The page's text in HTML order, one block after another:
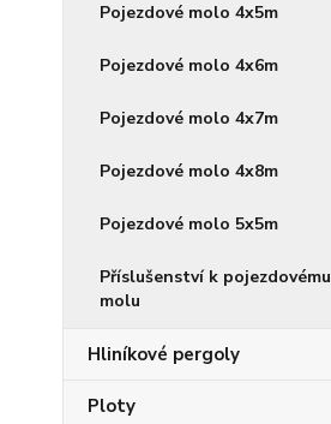
Pojezdové molo 4x5m
Pojezdové molo 4x6m
Pojezdové molo 4x7m
Pojezdové molo 4x8m
Pojezdové molo 5x5m
Příslušenství k pojezdovému
molu
Hliníkové pergoly
Ploty